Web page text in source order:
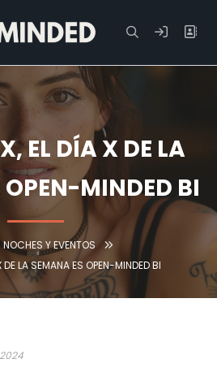
EL DÍA X DE LA
OPEN-MINDED BI
NOCHES Y EVENTOS
DE LA SEMANA ES OPEN-MINDED BI